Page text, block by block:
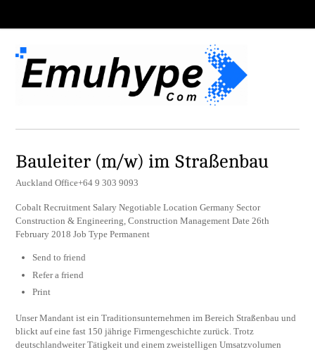
Bauleiter (m/w) im Straßenbau
Auckland Office+64 9 303 9093
Cobalt Recruitment Salary Negotiable Location Germany Sector
Construction & Engineering, Construction Management Date 26th
February 2018 Job Type Permanent
Send to friend
Refer a friend
Print
Unser Mandant ist ein Traditionsunternehmen im Bereich Straßenbau und
blickt auf eine fast 150 jährige Firmengeschichte zurück. Trotz
deutschlandweiter Tätigkeit und einem zweistelligen Umsatzvolumen